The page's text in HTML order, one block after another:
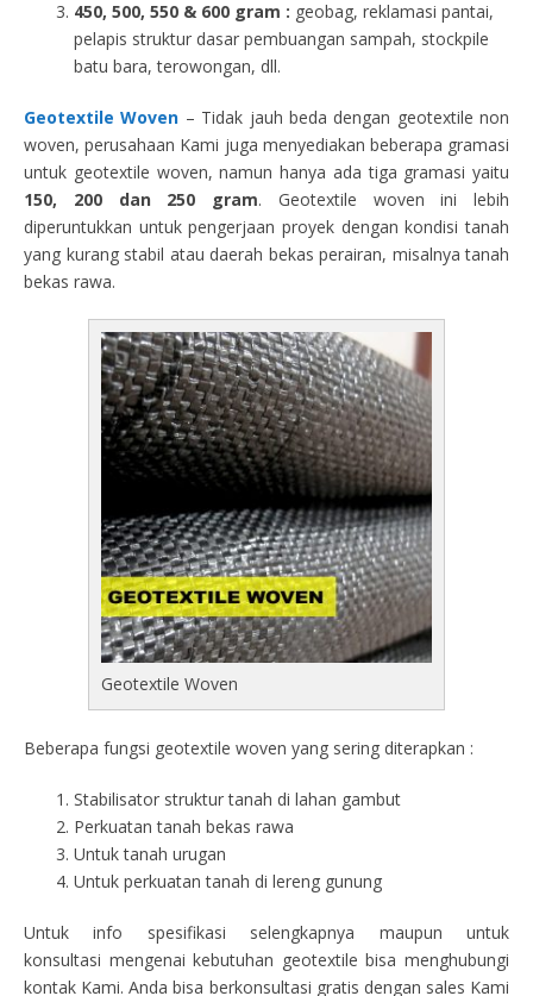
450, 500, 550 & 600 gram : geobag, reklamasi pantai,
pelapis struktur dasar pembuangan sampah, stockpile
batu bara, terowongan, dll.
Geotextile Woven – Tidak jauh beda dengan geotextile non
woven, perusahaan Kami juga menyediakan beberapa gramasi
untuk geotextile woven, namun hanya ada tiga gramasi yaitu
150, 200 dan 250 gram. Geotextile woven ini lebih
diperuntukkan untuk pengerjaan proyek dengan kondisi tanah
yang kurang stabil atau daerah bekas perairan, misalnya tanah
bekas rawa.
Geotextile Woven
Beberapa fungsi geotextile woven yang sering diterapkan :
Stabilisator struktur tanah di lahan gambut
Perkuatan tanah bekas rawa
Untuk tanah urugan
Untuk perkuatan tanah di lereng gunung
Untuk info spesifikasi selengkapnya maupun untuk
konsultasi mengenai kebutuhan geotextile bisa menghubungi
kontak Kami. Anda bisa berkonsultasi gratis dengan sales Kami